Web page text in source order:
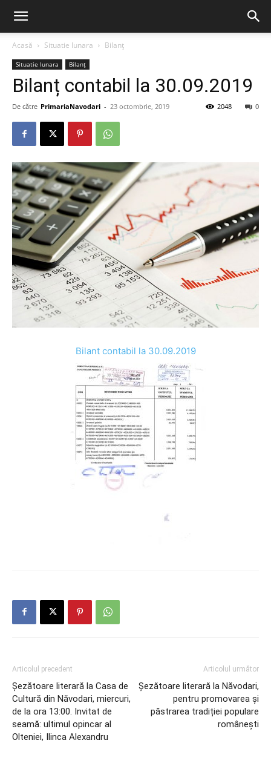
Acasă Situatie lunara Bilanț
Situatie lunara Bilanț
Bilanț contabil la 30.09.2019
De către PrimariaNavodari - 23 octombrie, 2019 0
2048
Bilant contabil la 30.09.2019
Articolul precedent
Șezătoare literară la Casa de
Cultură din Năvodari, miercuri,
de la ora 13:00. Invitat de
seamă: ultimul opincar al
Olteniei, Ilinca Alexandru
Articolul următor
Șezătoare literară la Năvodari,
pentru promovarea și
păstrarea tradiției populare
românești